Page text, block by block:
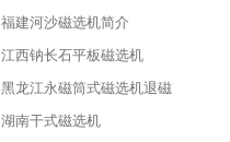
福建河沙磁选机简介
江西钠长石平板磁选机
黑龙江永磁筒式磁选机退磁
湖南干式磁选机